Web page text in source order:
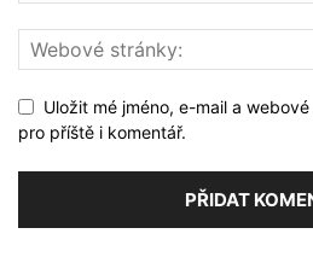
Uložit mé jméno, e-mail a
pro příště i komentář.